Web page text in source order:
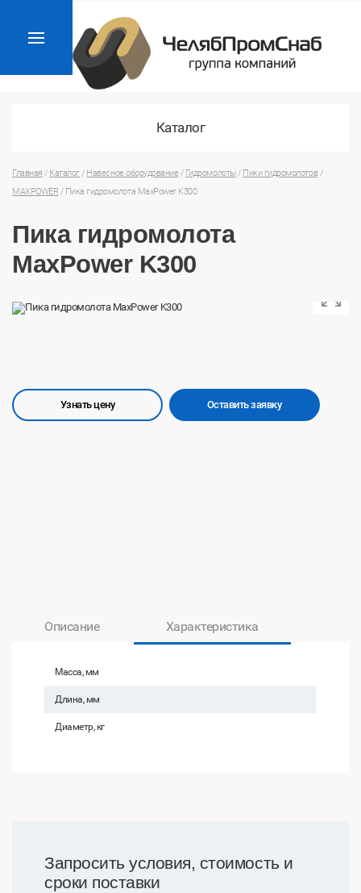
Каталог
Главная / Каталог/ Навесное оборудование / Гидромолоты/ Пики гидромолотов/
MAXPOWER / Пика гидромолота MaxPower K300
Пика гидромолота
MaxPower K300
Узнать цену Оставить заявку
Описание Характеристика
Масса, мм
Длина, мм
Диаметр, кг
Запросить условия, стоимость и
сроки поставки